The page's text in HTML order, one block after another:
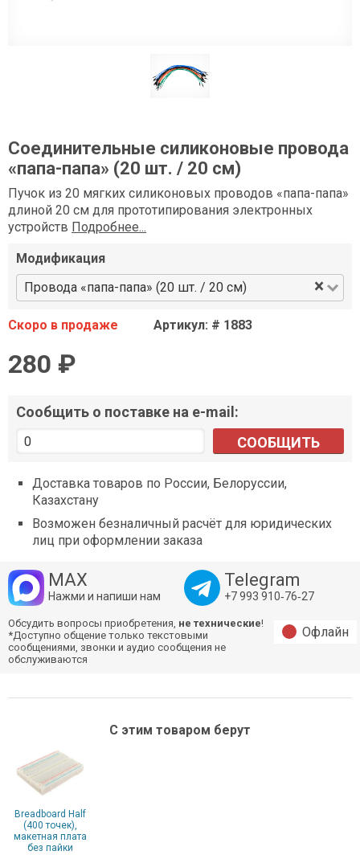
Соединительные силиконовые провода
«папа-папа» (20 шт. / 20 см)
Пучок из 20 мягких силиконовых проводов «папа-папа»
длиной 20 см для прототипирования электронных
устройств Подробнее...
Модификация
Провода «папа-папа» (20 шт. / 20 см)
×
Скоро в продаже Артикул: # 1883
280 ₽
Сообщить о поставке на e-mail:
СООБЩИТЬ
Доставка товаров по России, Белоруссии,
Казахстану
Возможен безналичный расчёт для юридических
лиц при оформлении заказа
MAX
Нажми и напиши нам
Telegram
+7 993 910‑76‑27
Обсудить вопросы приобретения, не технические!
*Доступно общение только текстовыми
сообщениями, звонки и аудио сообщения не
обслуживаются
Офлайн
С этим товаром берут
Breadboard Half
(400 точек),
макетная плата
без пайки